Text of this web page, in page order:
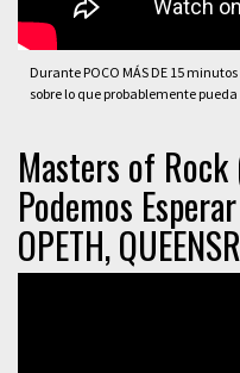
Durante POCO MÁS DE 15
sobre lo que probablemente pueda
Masters of Rock
Podemos
OPETH,